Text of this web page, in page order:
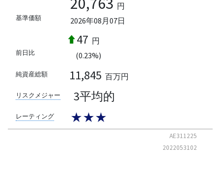
基準価額
円
2026年08月07日
前日比
47 円
(0.23%)
純資産総額 11,845 百万円
リスクメジャー 3平均的
レーティング ★★★
AE311225
2022053102